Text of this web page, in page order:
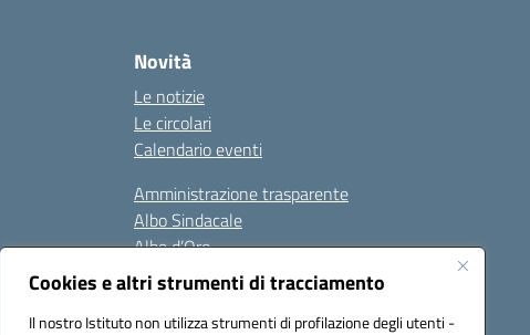
Cookies e altri strumenti di tracciamento
Il nostro Istituto non utilizza strumenti di profilazione degli utenti -
Novità
Le notizie
Le circolari
Calendario eventi
Amministrazione trasparente
Albo Sindacale
Albo d’Oro
Sicurezza
Erasmus